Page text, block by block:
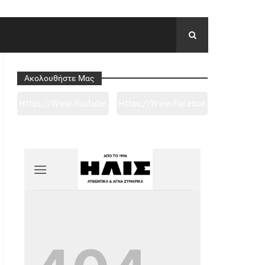
Ακολουθήστε Μας
2ge3sheyTkgpAkeBan
Ref=pages_you_mana